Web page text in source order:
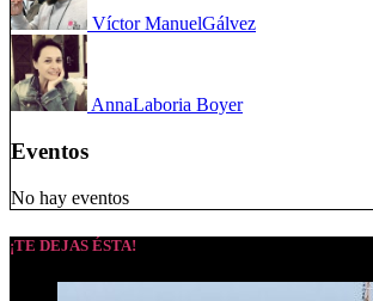
Víctor ManuelGálvez
AnnaLaboria Boyer
Eventos
No hay eventos
¡TE DEJAS ÉSTA!